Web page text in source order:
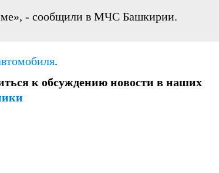
- сообщили в МЧС Башкирии.
.
к обсуждению новости в наших